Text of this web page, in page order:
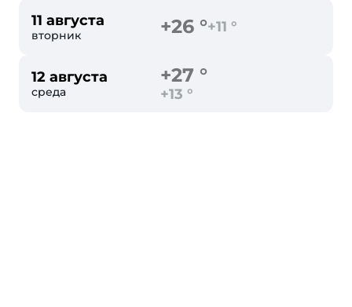
11 августа
вторник +26 °+11 °
12 августа
среда
+27 °
+13 °